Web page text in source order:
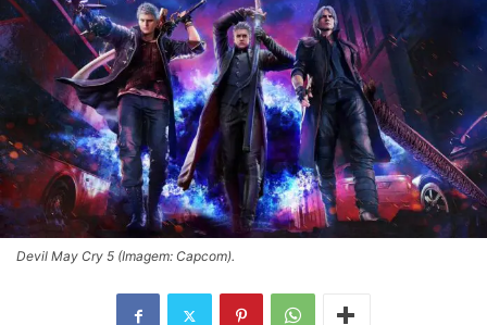
Devil May Cry 5 (Imagem: Capcom).